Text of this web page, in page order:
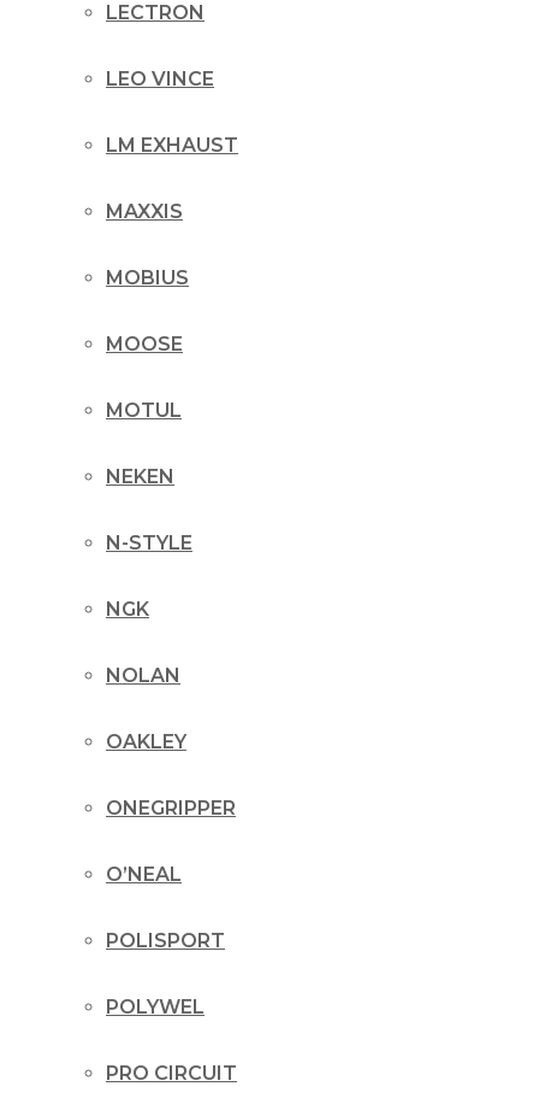
LECTRON
LEO VINCE
LM EXHAUST
MAXXIS
MOBIUS
MOOSE
MOTUL
NEKEN
N-STYLE
NGK
NOLAN
OAKLEY
ONEGRIPPER
O’NEAL
POLISPORT
POLYWEL
PRO CIRCUIT